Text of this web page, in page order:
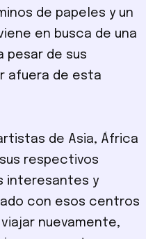
de papeles y un
en busca de una
pesar de sus
afuera de esta
de Asia, África
respectivos
interesantes y
con esos centros
nuevamente,